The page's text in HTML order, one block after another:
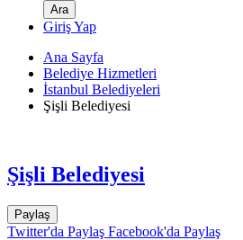
Giriş Yap
Ana Sayfa
Belediye Hizmetleri
İstanbul Belediyeleri
Şişli Belediyesi
Şişli Belediyesi
Paylaş
Twitter'da Paylaş Facebook'da Paylaş